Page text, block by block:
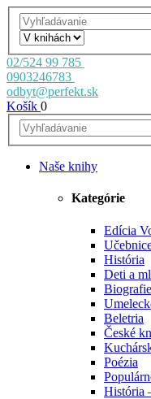
02/524 99 785
0903246783
odbyt@perfekt.sk
Košík 0
Naše knihy
Kategórie
Edícia
História
Deti a
Beletria
České
Poézia
História